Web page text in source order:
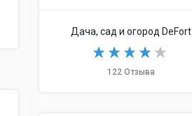
Дача, сад и огород DeFort
122 Отзыва